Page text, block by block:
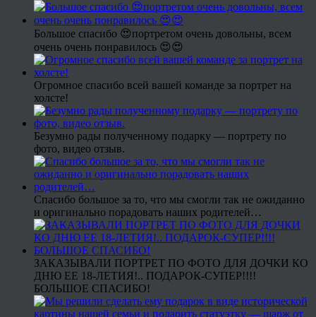
Большое спасибо 😍портретом очень довольны, всем
очень очень понравилось 😍😍
Огромное спасибо всей вашей команде за портрет на
холсте!
Безумно рады полученному подарку — портрету по
фото, видео отзыв.
Спасибо большое за то, что мы смогли так не ожиданно
и оригинально порадовать наших родителей…
ЗАКАЗЫВАЛИ ПОРТРЕТ ПО ФОТО ДЛЯ ДОЧКИ КО
ДНЮ ЕЕ 18-ЛЕТИЯ!.. ПОДАРОК-СУПЕР!!!!
БОЛЬШОЕ СПАСИБО!